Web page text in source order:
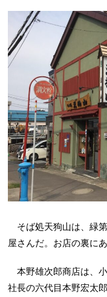
そば処天狗山は、緑
屋さんだ。お店の裏に
本野雄次郎商店は、
社長の六代目本野宏太